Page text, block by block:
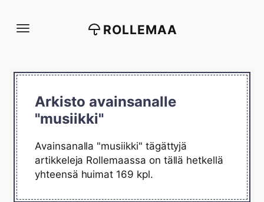
suoraan
ROLLEMAA
Arkisto avainsanalle
"musiikki"
Avainsanalla "musiikki" tägättyjä
artikkeleja Rollemaassa on tällä hetkellä
yhteensä huimat 169 kpl.